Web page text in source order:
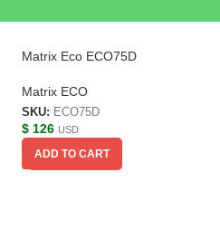
Matrix Eco ECO75D
Matrix ECO
SKU: ECO75D
$ 126 USD
ADD TO CART